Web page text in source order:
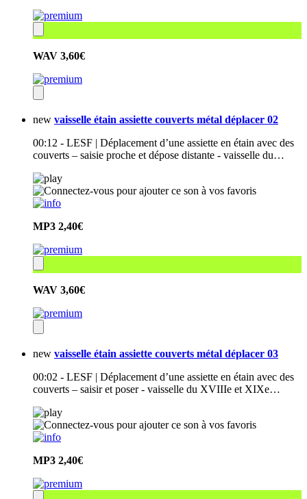
WAV 3,60€
new vaisselle étain assiette couverts métal déplacer 02
00:12 - LESF | Déplacement d’une assiette en étain avec des
couverts – saisie proche et dépose distante - vaisselle du…
MP3 2,40€
WAV 3,60€
new vaisselle étain assiette couverts métal déplacer 03
00:02 - LESF | Déplacement d’une assiette en étain avec des
couverts – saisir et poser - vaisselle du XVIIIe et XIXe…
MP3 2,40€